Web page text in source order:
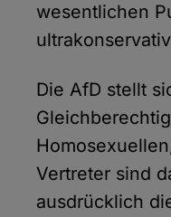
wesentlichen
Die AfD stellt
Vertreter sind
ausdrücklich